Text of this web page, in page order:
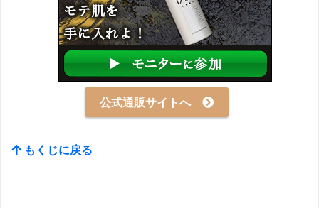
公式通販サイトへ
もくじに戻る